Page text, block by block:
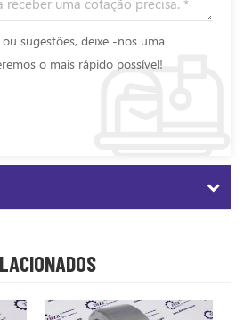
sugestões, deixe -nos uma
o mais rápido possível!